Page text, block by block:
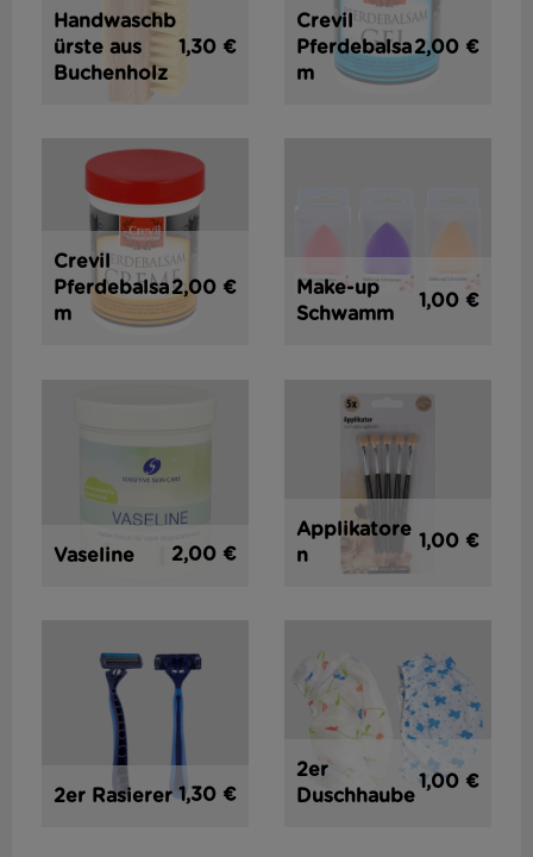
Handwaschb
ürste aus
Buchenholz
1,30 €
Crevil
Pferdebalsa
m
2,00 €
Crevil
Pferdebalsa
m
2,00 €
Make-up
Schwamm
1,00 €
Vaseline 2,00 €
Applikatore
n
1,00 €
2er Rasierer 1,30 €
2er
Duschhaube
1,00 €